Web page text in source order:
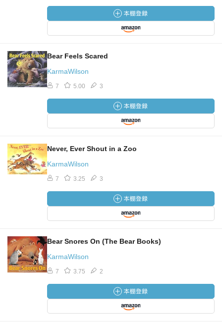
Bear Feels Scared
KarmaWilson
7 5.00 3
Never, Ever Shout in a Zoo
KarmaWilson
7 3.25 3
Bear Snores On (The Bear Books)
KarmaWilson
7 3.75 2